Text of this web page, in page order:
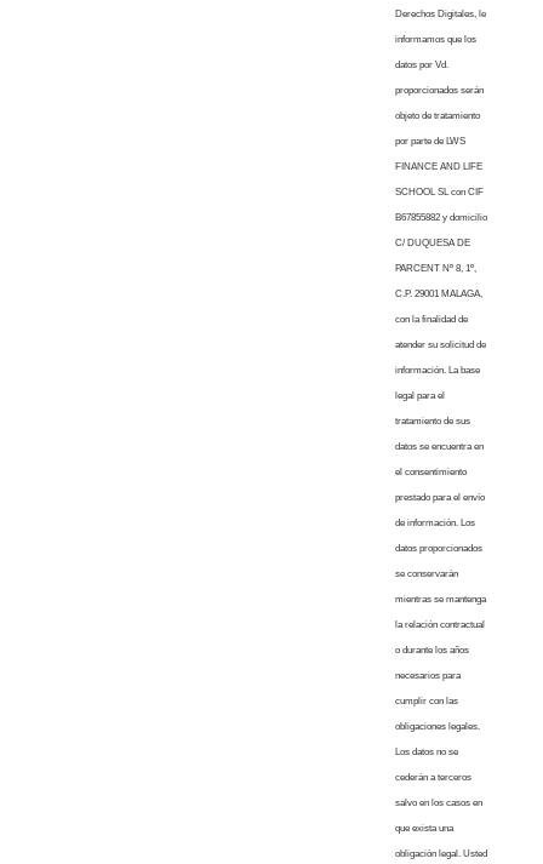
Derechos Digitales, le
informamos que los
datos por Vd.
proporcionados serán
objeto de tratamiento
por parte de LWS
FINANCE AND LIFE
SCHOOL SL con CIF
B67855882 y domicilio
C/ DUQUESA DE
PARCENT Nº 8, 1º,
C.P. 29001 MALAGA,
con la finalidad de
atender su solicitud de
información. La base
legal para el
tratamiento de sus
datos se encuentra en
el consentimiento
prestado para el envío
de información. Los
datos proporcionados
se conservarán
mientras se mantenga
la relación contractual
o durante los años
necesarios para
cumplir con las
obligaciones legales.
Los datos no se
cederán a terceros
salvo en los casos en
que exista una
obligación legal. Usted